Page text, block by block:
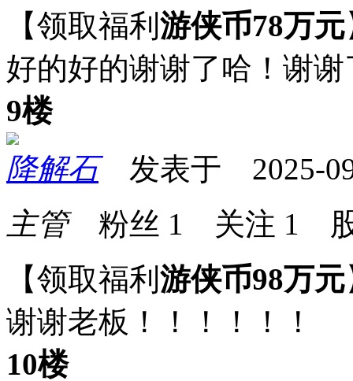
【领取福利 游侠币78万元
好的好的谢谢了哈！谢谢
9楼
降解石发表于 2025-
主管粉丝 1 关注 1
【领取福利 游侠币98万元
谢谢老板！！！！！！
10楼